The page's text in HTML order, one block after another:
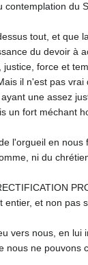
du
tout, et que
du devoir à
force et
il n'est pas vrai
une assez
fort méchant
l'orgueil en
ni du
et non pas
vers nous, en
nous ne pouvons